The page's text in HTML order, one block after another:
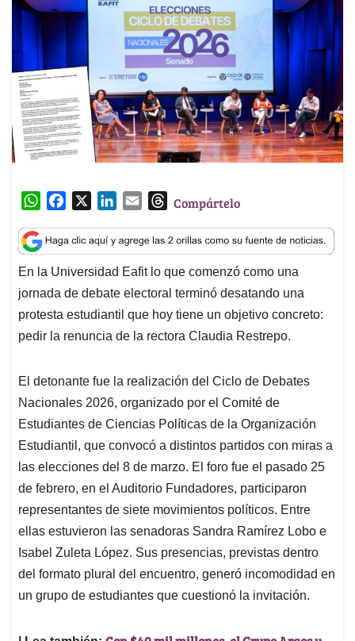
W
a
t
s
A
p
p
c
e
b
o
o
k
n
k
e
d
I
n
a
i
l
T
r
e
a
d
s
Compártelo
En la Universidad Eafit lo que comenzó como una
jornada de debate electoral terminó desatando una
protesta estudiantil que hoy tiene un objetivo concreto:
pedir la renuncia de la rectora Claudia Restrepo.
El detonante fue la realización del Ciclo de Debates
Nacionales 2026, organizado por el Comité de
Estudiantes de Ciencias Políticas de la Organización
Estudiantil, que convocó a distintos partidos con miras a
las elecciones del 8 de marzo. El foro fue el pasado 25
de febrero, en el Auditorio Fundadores, participaron
representantes de siete movimientos políticos. Entre
ellas estuvieron las senadoras Sandra Ramírez Lobo e
Isabel Zuleta López. Sus presencias, previstas dentro
del formato plural del encuentro, generó incomodidad en
un grupo de estudiantes que cuestionó la invitación.